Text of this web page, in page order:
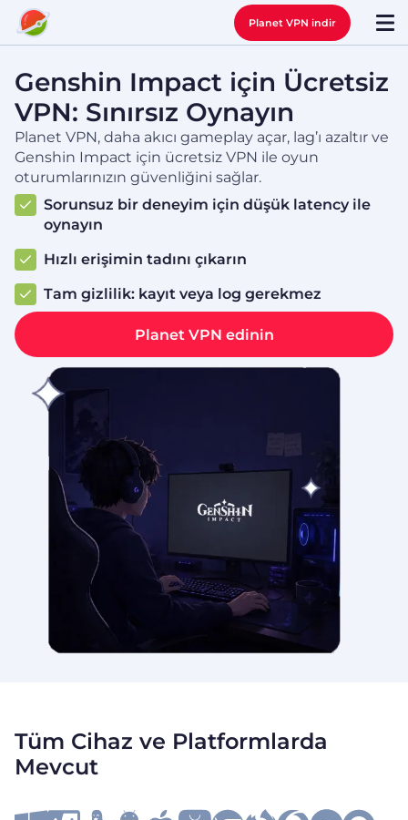
Planet VPN indir
Genshin Impact için Ücretsiz
VPN: Sınırsız Oynayın
Planet VPN, daha akıcı gameplay açar, lag’ı azaltır ve
Genshin Impact için ücretsiz VPN ile oyun
oturumlarınızın güvenliğini sağlar.
Sorunsuz bir deneyim için düşük latency ile
oynayın
Hızlı erişimin tadını çıkarın
Tam gizlilik: kayıt veya log gerekmez
Planet VPN edinin
Tüm Cihaz ve Platformlarda
Mevcut